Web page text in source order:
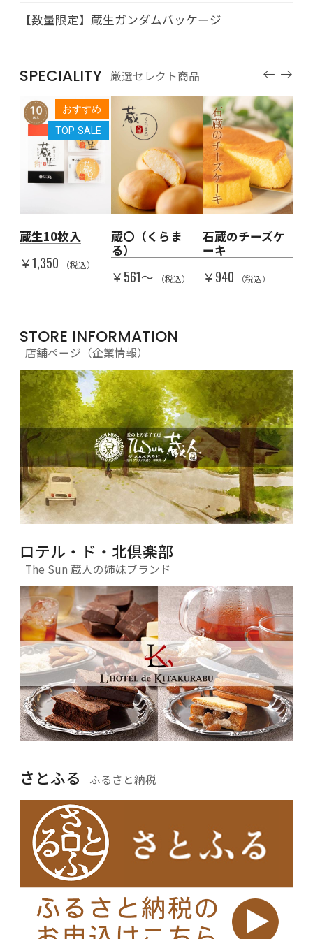
【数量限定】蔵生ガンダムパッケージ
SPECIALITY 厳選セレクト商品
おすすめ
TOP SALE
蔵生10枚入
￥1,350 （税込）
蔵〇（くらま
る）
￥561〜 （税込）
石蔵のチーズケ
ーキ
￥940 （税込）
STORE INFORMATION
店舗ページ（企業情報）
ロテル・ド・北倶楽部
The Sun 蔵人の姉妹ブランド
さとふる ふるさと納税